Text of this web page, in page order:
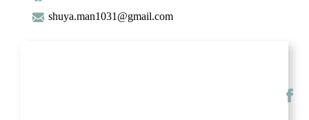
shuya.man1031@gmail.com